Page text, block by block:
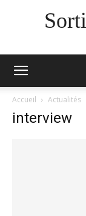
Accueil Actualités
interview